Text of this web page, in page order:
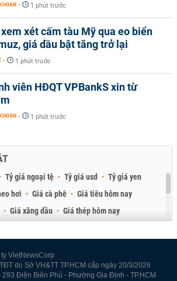
- 1 phút trước
xét cấm tàu Mỹ qua eo biển
giá dầu bật tăng trở lại
- 1 phút trước
viên HĐQT VPBankS xin từ
- 1 phút trước
Tỷ giá ngoại tệ Tỷ giá usd
Tỷ giá yen
hơi Giá cà phê
Giá tiêu hôm nay
Giá xăng dầu
Giá thép hôm nay
VietNewsCorp
do Sở VH&TT TP.HCM cấp ngày 20/3/2026
Điện Biên Phủ - Phường Gia Định - TP.HCM